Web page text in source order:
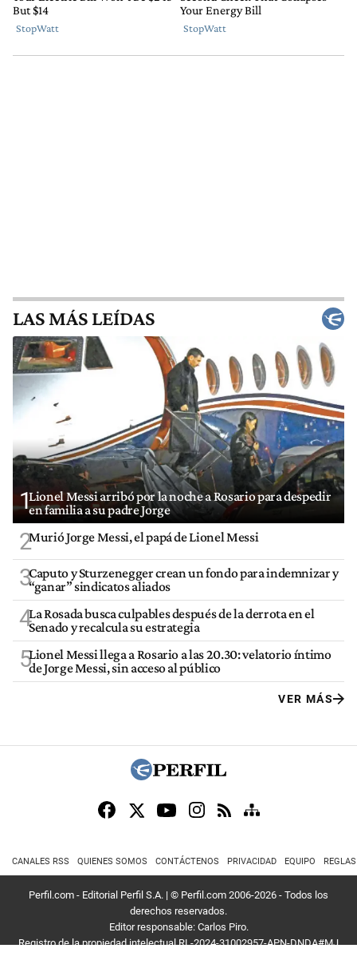
LAS MÁS LEÍDAS
1Lionel Messi arribó por la noche a Rosario para despedir
en familia a su padre Jorge
2Murió Jorge Messi, el papá de Lionel Messi
3Caputo y Sturzenegger crean un fondo para indemnizar y
“ganar” sindicatos aliados
4La Rosada busca culpables después de la derrota en el
Senado y recalcula su estrategia
5Lionel Messi llega a Rosario a las 20.30: velatorio íntimo
de Jorge Messi, sin acceso al público
VER MÁS
CANALES RSS QUIENES SOMOS CONTÁCTENOS PRIVACIDAD EQUIPO
Perfil.com - Editorial Perfil S.A. | © Perfil.com 2006-2026 - Todos los
derechos reservados.
Editor responsable: Carlos Piro.
Registro de la propiedad intelectual RL-2024-31002957-APN-DNDA#MJ